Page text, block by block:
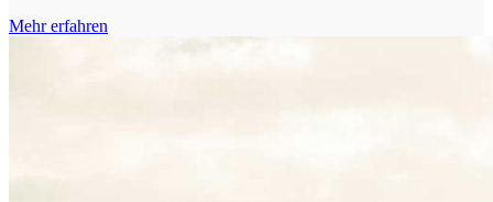
Mehr erfahren